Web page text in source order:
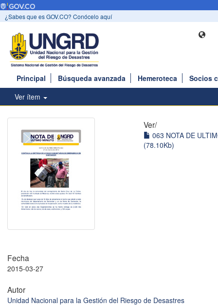
¿Sabes que es GOV.CO? Conócelo aquí
Principal Búsqueda avanzada Hemeroteca
Socios
Ver ítem
Ver/
063 NOTA DE
(78.10Kb)
Fecha
2015-03-27
Autor
Unidad Nacional para la Gestión del Riesgo de Desastres